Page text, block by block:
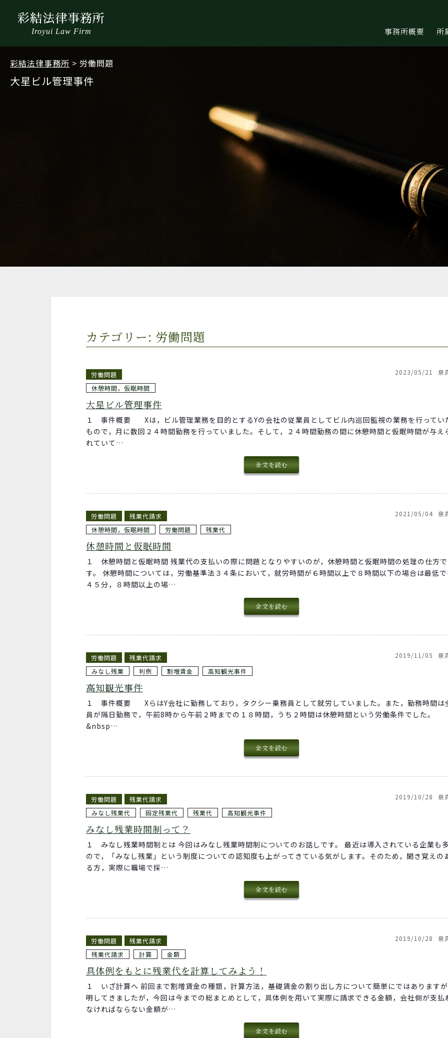
彩結法律事務所
Iroyui Law Firm 事務所概要 所
彩結法律事務所 > 労働問題
大星ビル管理事件
カテゴリー: 労働問題
労働問題 2023/05/21
泉
休憩時間，仮眠時間
大星ビル管理事件
１ 事件概要 Xは，ビル管理業務を目的とするYの会社の従業員としてビル内巡回監視の業務を行ってい
もので，月に数回２４時間勤務を行っていました。そして，２４時間勤務の間に休憩時間と仮眠時間が与え
れていて…
全文を読む
労働問題 残業代請求 2021/05/04
泉
休憩時間，仮眠時間
労働問題 残業代
休憩時間と仮眠時間
１ 休憩時間と仮眠時間 残業代の支払いの際に問題となりやすいのが，休憩時間と仮眠時間の処理の仕方で
す。 休憩時間については，労働基準法３４条において，就労時間が６時間以上で８時間以下の場合は最低で
４５分，８時間以上の場…
全文を読む
労働問題 残業代請求 2019/11/05
泉
みなし残業
判例 割増賃金 高知観光事件
高知観光事件
１ 事件概要 XらはY会社に勤務しており，タクシー乗務員として就労していました。また，勤務時間は
員が隔日勤務で，午前8時から午前２時までの１８時間，うち２時間は休憩時間という労働条件でした。
&nbsp…
全文を読む
労働問題 残業代請求 2019/10/28
泉
みなし残業代
固定残業代 残業代 高知観光事件
みなし残業時間制って？
１ みなし残業時間制とは 今回はみなし残業時間制についてのお話しです。 最近は導入されている企業も
ので，「みなし残業」という制度についての認知度も上がってきている気がします。そのため，聞き覚えの
る方，実際に職場で採…
全文を読む
労働問題 残業代請求 2019/10/28
泉
残業代請求
計算 金額
具体例をもとに残業代を計算してみよう！
１ いざ計算へ 前回まで割増賃金の種類，計算方法，基礎賃金の割り出し方について簡単にではあります
明してきましたが，今回は今までの総まとめとして，具体例を用いて実際に請求できる金額，会社側が支払
なければならない金額が…
全文を読む